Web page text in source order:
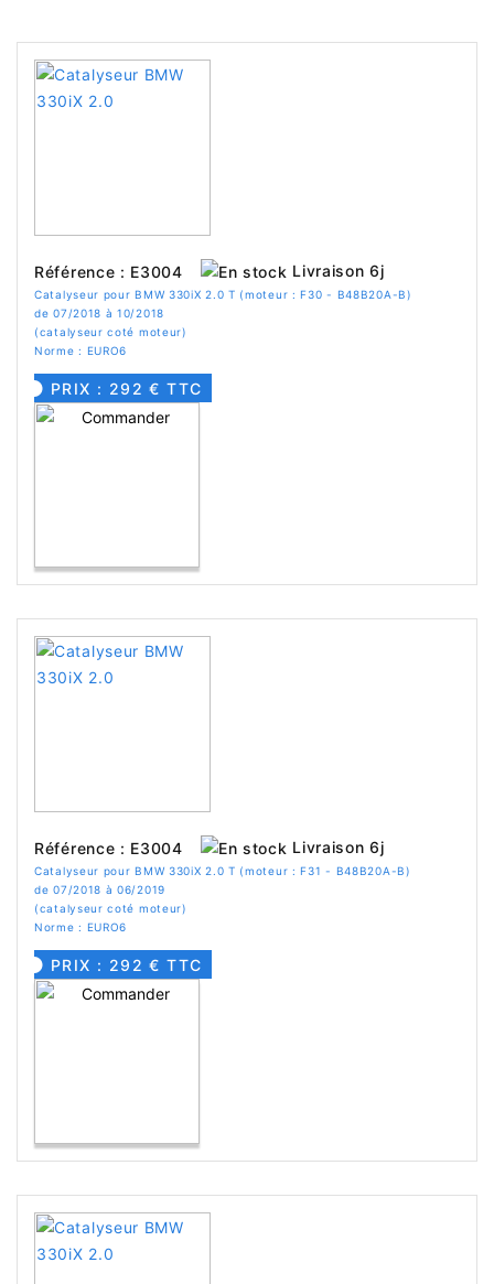
Référence : E3004 Livraison 6j
Catalyseur pour BMW 330iX 2.0 T (moteur : F30 - B48B20A-B)
de 07/2018 à 10/2018
(catalyseur coté moteur)
Norme : EURO6
PRIX : 292 € TTC
Référence : E3004 Livraison 6j
Catalyseur pour BMW 330iX 2.0 T (moteur : F31 - B48B20A-B)
de 07/2018 à 06/2019
(catalyseur coté moteur)
Norme : EURO6
PRIX : 292 € TTC